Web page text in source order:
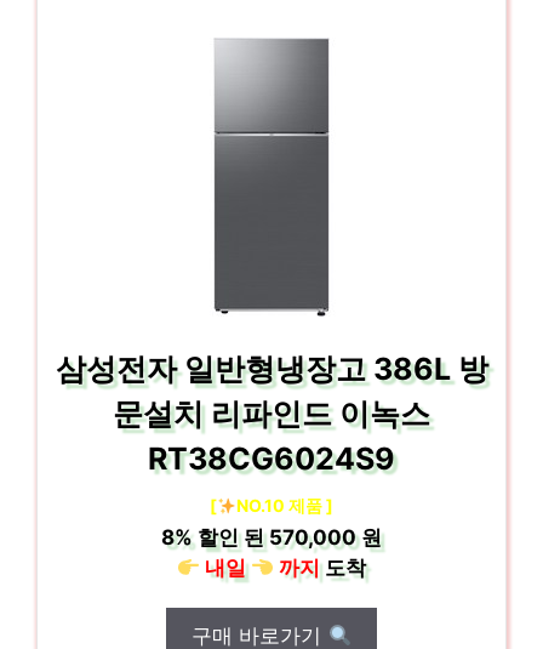
삼성전자 일반형냉장고 386L 방
문설치 리파인드 이녹스
RT38CG6024S9
[ NO.10 제품 ]
8%할인 된570,000 원
내일
까지도착
구매 바로가기